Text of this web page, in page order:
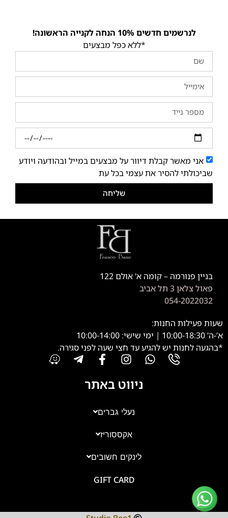
לנרשמים חדשים 10% הנחה לקנייה הראשונה!
*ללא כפל מבצעים
אני מאשר קבלת דיוור על מבצעים במייל ובהודעה ויודע
שביכולתי להסיר את עצמי בכל עת
שליחה
בניין פנורמה – קומה א' אולם 122
פאול צלאן 3 תל אביב
054-2022032
שעות פעילות החנות:
א’-ה’ 10:00-18:30 | ימי שישי: 10:00-14:00
*בהגעה לחנות יש להגיע עד חצי שעה לפני סגירה.
ניווט באתר
נעלי גברים
אקססוריז
לינקים חשובים
GIFT CARD